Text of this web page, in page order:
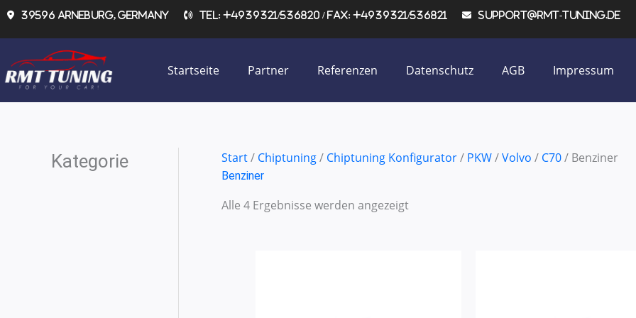
Zum39596 Arneburg, Germany Tel: +4939321/536820 / Fax: +4939321/536821 support@rmt-tuning.de
Startseite Partner Referenzen Datenschutz AGB Impressum
Kategorie Start/ Chiptuning/ Chiptuning Konfigurator/ PKW/Volvo / C70/ Benziner
Benziner
Alle 4 Ergebnisse werden angezeigt